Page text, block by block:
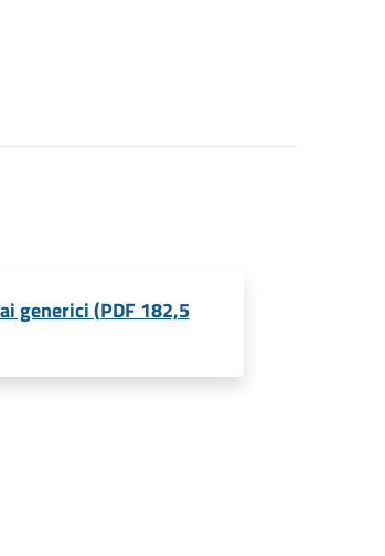
generici (PDF 182,5